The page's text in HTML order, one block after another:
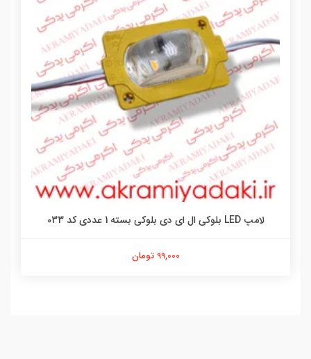
لامپ LED بلوکی ال ای دی بلوکی بسته 1 عددی کد 033
99,000 تومان